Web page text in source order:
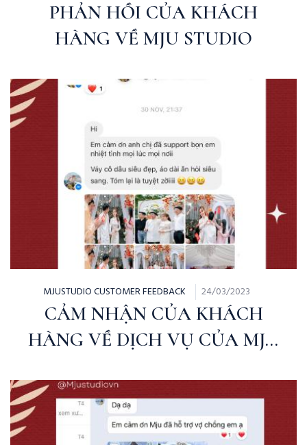
PHẢN HỒI CỦA KHÁCH
HÀNG VỀ MJU STUDIO
MJUSTUDIO CUSTOMER FEEDBACK 24/03/2023
CẢM NHẬN CỦA KHÁCH
HÀNG VỀ DỊCH VỤ CỦA MJU